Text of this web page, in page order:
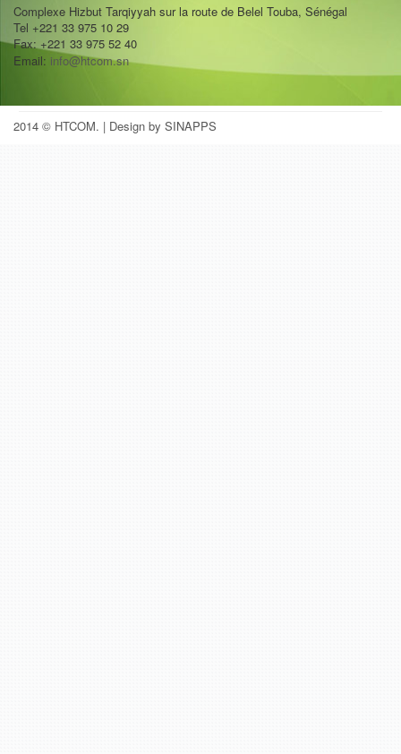
Complexe Hizbut Tarqiyyah sur la route de Belel Touba, Sénégal
Tel +221 33 975 10 29
Fax: +221 33 975 52 40
Email: info@htcom.sn
2014 © HTCOM. | Design by SINAPPS